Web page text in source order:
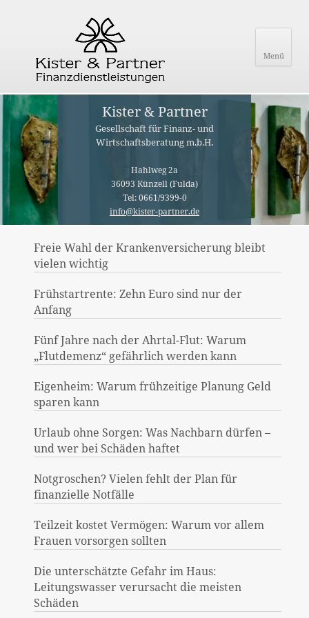
Menü
Kister & Partner
Gesellschaft für Finanz- und
Wirtschaftsberatung m.b.H.
Hahlweg 2a
36093 Künzell (Fulda)
Tel: 0661/9399-0
info@kister-partner.de
Freie Wahl der Krankenversicherung bleibt
vielen wichtig
Frühstartrente: Zehn Euro sind nur der
Anfang
Fünf Jahre nach der Ahrtal-Flut: Warum
„Flutdemenz“ gefährlich werden kann
Eigenheim: Warum frühzeitige Planung Geld
sparen kann
Urlaub ohne Sorgen: Was Nachbarn dürfen –
und wer bei Schäden haftet
Notgroschen? Vielen fehlt der Plan für
finanzielle Notfälle
Teilzeit kostet Vermögen: Warum vor allem
Frauen vorsorgen sollten
Die unterschätzte Gefahr im Haus:
Leitungswasser verursacht die meisten
Schäden